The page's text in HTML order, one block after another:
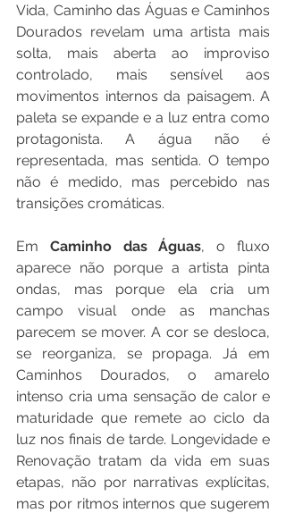
Vida, Caminho das Águas e Caminhos
Dourados revelam uma artista mais
solta, mais aberta ao improviso
controlado, mais sensível aos
movimentos internos da paisagem. A
paleta se expande e a luz entra como
protagonista. A água não é
representada, mas sentida. O tempo
não é medido, mas percebido nas
transições cromáticas.
Em Caminho das Águas, o fluxo
aparece não porque a artista pinta
ondas, mas porque ela cria um
campo visual onde as manchas
parecem se mover. A cor se desloca,
se reorganiza, se propaga. Já em
Caminhos Dourados, o amarelo
intenso cria uma sensação de calor e
maturidade que remete ao ciclo da
luz nos finais de tarde. Longevidade e
Renovação tratam da vida em suas
etapas, não por narrativas explícitas,
mas por ritmos internos que sugerem